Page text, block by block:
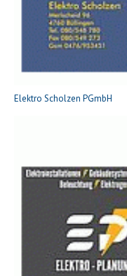
Elektro Scholzen PGmbH